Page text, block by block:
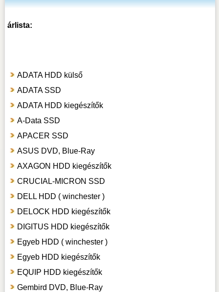
árlista:
ADATA HDD külső
ADATA SSD
ADATA HDD kiegészítők
A-Data SSD
APACER SSD
ASUS DVD, Blue-Ray
AXAGON HDD kiegészítők
CRUCIAL-MICRON SSD
DELL HDD ( winchester )
DELOCK HDD kiegészítők
DIGITUS HDD kiegészítők
Egyeb HDD ( winchester )
Egyeb HDD kiegészítők
EQUIP HDD kiegészítők
Gembird DVD, Blue-Ray